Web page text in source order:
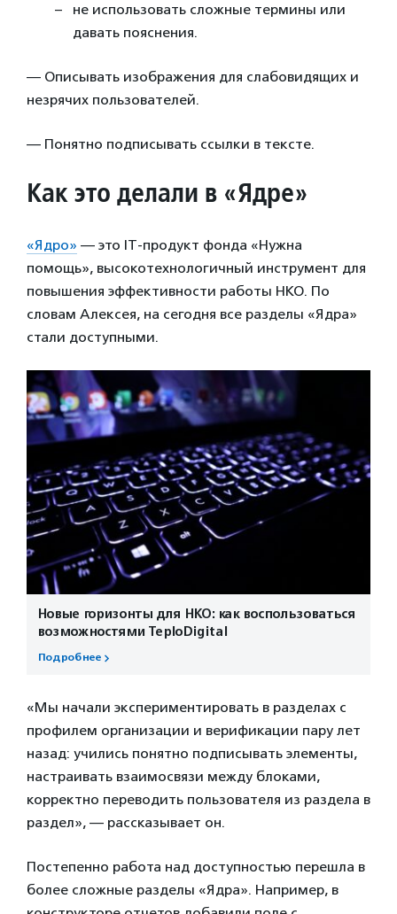
не использовать сложные термины или
давать пояснения.
— Описывать изображения для слабовидящих и
незрячих пользователей.
— Понятно подписывать ссылки в тексте.
Как это делали в «Ядре»
«Ядро» — это IT-продукт фонда «Нужна
помощь», высокотехнологичный инструмент для
повышения эффективности работы НКО. По
словам Алексея, на сегодня все разделы «Ядра»
стали доступными.
Новые горизонты для НКО: как воспользоваться
возможностями TeploDigital
Подробнее
«Мы начали экспериментировать в разделах с
профилем организации и верификации пару лет
назад: учились понятно подписывать элементы,
настраивать взаимосвязи между блоками,
корректно переводить пользователя из раздела в
раздел», — рассказывает он.
Постепенно работа над доступностью перешла в
более сложные разделы «Ядра». Например, в